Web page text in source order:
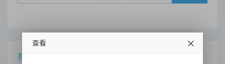
列表
查看